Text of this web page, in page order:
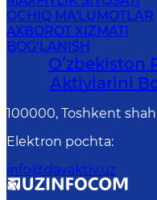
OCHIQ MA'LUMOTLAR
AXBOROT XIZMATI
BOG‘LANISH
Oʻzbekiston
Aktivlarini
100000, Toshkent
Elektron pochta:
info@davaktiv.uz